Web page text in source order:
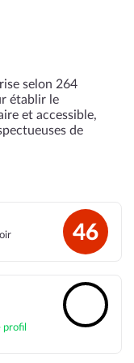
selon 264
établir le
et accessible,
de
46
profil